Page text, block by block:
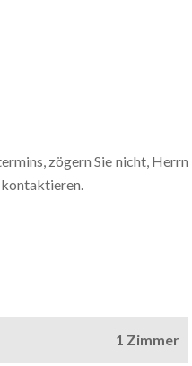
zögern Sie nicht, Herrn
kontaktieren.
1 Zimmer